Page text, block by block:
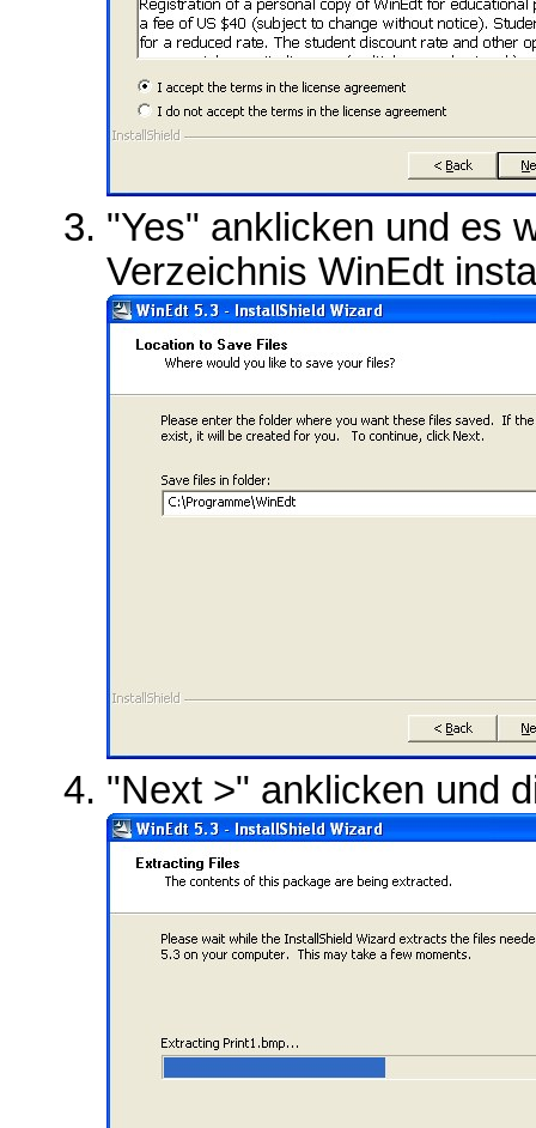
"Yes" anklicken und es
Verzeichnis WinEdt
"Next >" anklicken und